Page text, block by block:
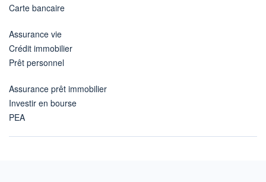
Carte bancaire
Assurance vie
Crédit immobilier
Prêt personnel
Assurance prêt immobilier
Investir en bourse
PEA